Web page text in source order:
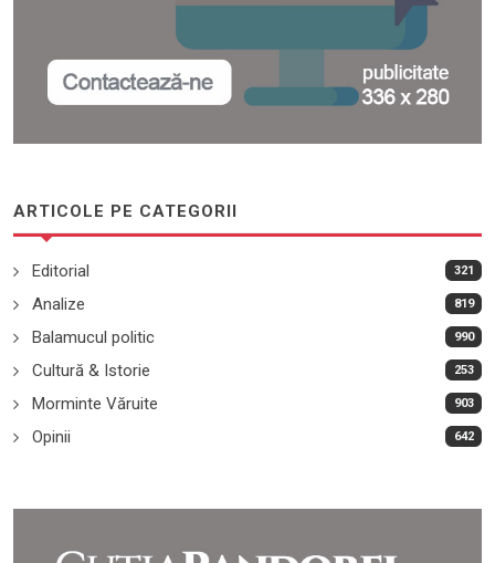
ARTICOLE PE CATEGORII
Editorial 321
Analize 819
Balamucul politic 990
Cultură & Istorie 253
Morminte Văruite 903
Opinii 642